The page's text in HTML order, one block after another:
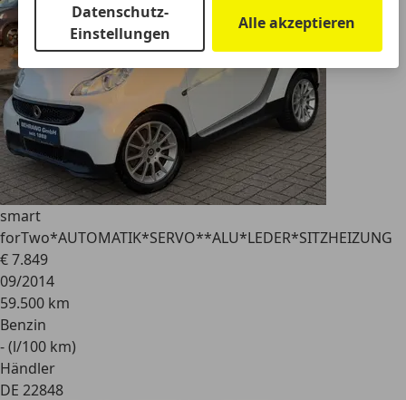
Datenschutz-
Einstellungen
Alle akzeptieren
smart
forTwo*AUTOMATIK*SERVO**ALU*LEDER*SITZHEIZUNG
€ 7.849
09/2014
59.500 km
Benzin
- (l/100 km)
Händler
DE 22848